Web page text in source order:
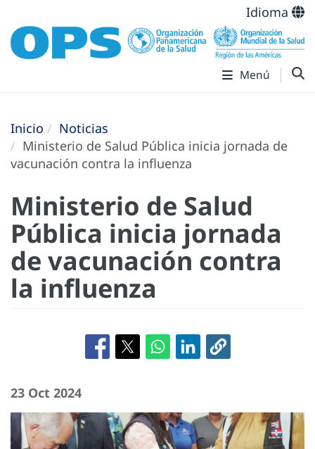
Idioma
Menú
Inicio
Noticias
Ministerio de Salud Pública inicia jornada de
vacunación contra la influenza
Ministerio de Salud
Pública inicia jornada
de vacunación contra
la influenza
23 Oct 2024